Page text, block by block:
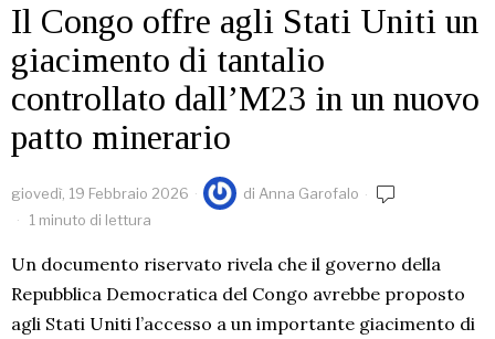
Il Congo offre agli Stati Uniti un
giacimento di tantalio
controllato dall’M23 in un nuovo
patto minerario
giovedì, 19 Febbraio 2026 di Anna Garofalo
1 minuto di lettura
Un documento riservato rivela che il governo della
Repubblica Democratica del Congo avrebbe proposto
agli Stati Uniti l’accesso a un importante giacimento di